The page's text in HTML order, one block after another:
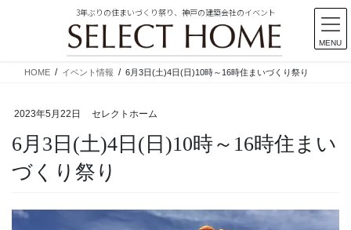
3年ぶりの住まいづくり祭り、神戸の建築会社のイベント
HOME イベント情報 6月3日(土)4日(日)10時～16時住まいづくり祭り
2023年5月22日 セレクトホーム
6月3日(土)4日(日)10時～16時住まい
づくり祭り
MENU